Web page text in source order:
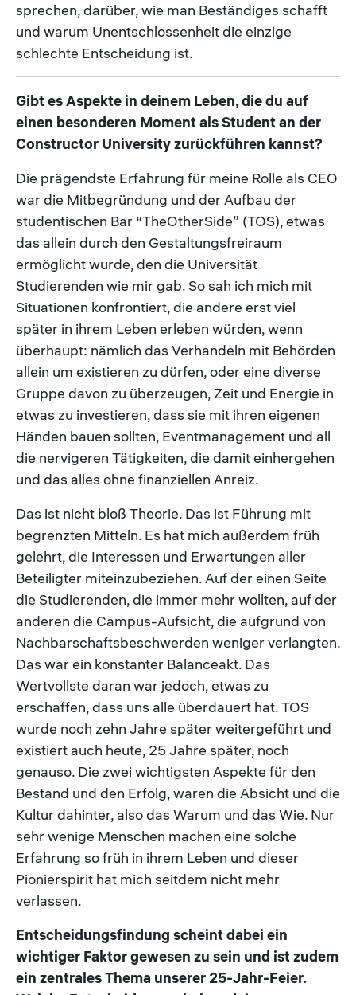
sprechen, darüber, wie man Beständiges schafft
und warum Unentschlossenheit die einzige
schlechte Entscheidung ist.
Gibt es Aspekte in deinem Leben, die du auf
einen besonderen Moment als Student an der
Constructor University zurückführen kannst?
Die prägendste Erfahrung für meine Rolle als CEO
war die Mitbegründung und der Aufbau der
studentischen Bar “TheOtherSide” (TOS), etwas
das allein durch den Gestaltungsfreiraum
ermöglicht wurde, den die Universität
Studierenden wie mir gab. So sah ich mich mit
Situationen konfrontiert, die andere erst viel
später in ihrem Leben erleben würden, wenn
überhaupt: nämlich das Verhandeln mit Behörden
allein um existieren zu dürfen, oder eine diverse
Gruppe davon zu überzeugen, Zeit und Energie in
etwas zu investieren, dass sie mit ihren eigenen
Händen bauen sollten, Eventmanagement und all
die nervigeren Tätigkeiten, die damit einhergehen
und das alles ohne finanziellen Anreiz.
Das ist nicht bloß Theorie. Das ist Führung mit
begrenzten Mitteln. Es hat mich außerdem früh
gelehrt, die Interessen und Erwartungen aller
Beteiligter miteinzubeziehen. Auf der einen Seite
die Studierenden, die immer mehr wollten, auf der
anderen die Campus-Aufsicht, die aufgrund von
Nachbarschaftsbeschwerden weniger verlangten.
Das war ein konstanter Balanceakt. Das
Wertvollste daran war jedoch, etwas zu
erschaffen, dass uns alle überdauert hat. TOS
wurde noch zehn Jahre später weitergeführt und
existiert auch heute, 25 Jahre später, noch
genauso. Die zwei wichtigsten Aspekte für den
Bestand und den Erfolg, waren die Absicht und die
Kultur dahinter, also das Warum und das Wie. Nur
sehr wenige Menschen machen eine solche
Erfahrung so früh in ihrem Leben und dieser
Pionierspirit hat mich seitdem nicht mehr
verlassen.
Entscheidungsfindung scheint dabei ein
wichtiger Faktor gewesen zu sein und ist zudem
ein zentrales Thema unserer 25-Jahr-Feier.